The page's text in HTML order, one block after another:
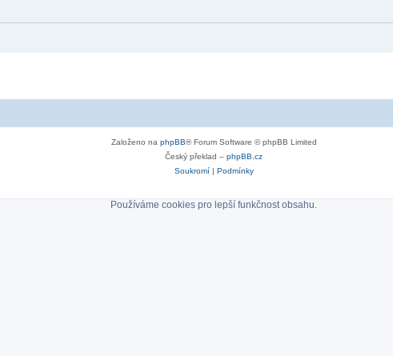
Založeno na phpBB® Forum Software © phpBB Limited
Český překlad – phpBB.cz
Soukromí| Podmínky
Používáme cookies pro lepší funkčnost obsahu.